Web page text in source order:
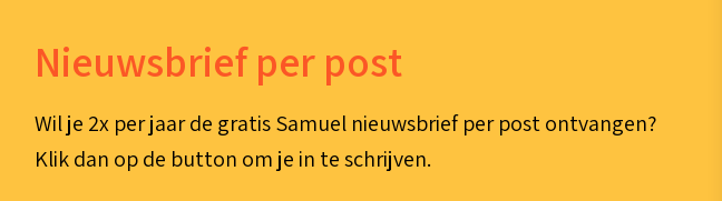
Nieuwsbrief per post
Wil je 2x per jaar de gratis Samuel nieuwsbrief per post ontvangen?
Klik dan op de button om je in te schrijven.